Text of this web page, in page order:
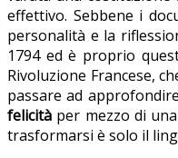
effettivo. Sebbene i
personalità e la
1794 ed è proprio
Rivoluzione Francese,
passare ad
felicità per mezzo di
trasformarsi è solo il